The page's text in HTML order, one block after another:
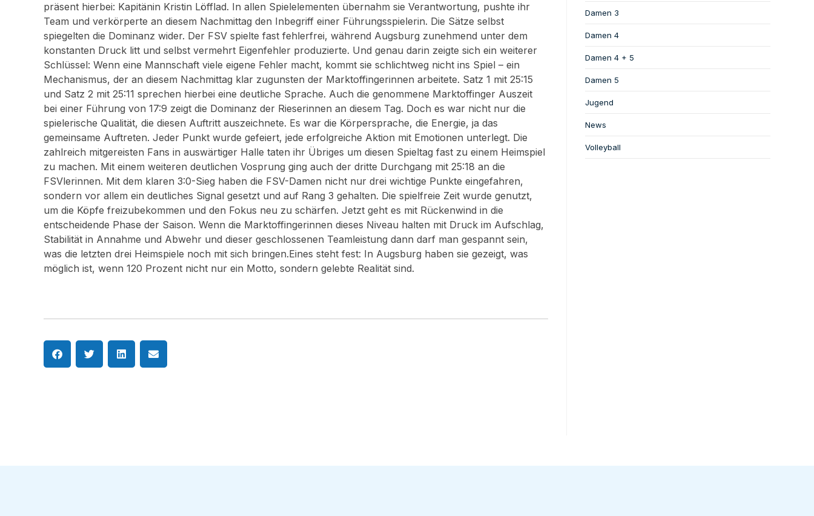
präsent hierbei: Kapitänin Kristin Löfflad. In allen Spielelementen übernahm sie Verantwortung, pushte ihr
Team und verkörperte an diesem Nachmittag den Inbegriff einer Führungsspielerin. Die Sätze selbst
spiegelten die Dominanz wider. Der FSV spielte fast fehlerfrei, während Augsburg zunehmend unter dem
konstanten Druck litt und selbst vermehrt Eigenfehler produzierte. Und genau darin zeigte sich ein weiterer
Schlüssel: Wenn eine Mannschaft viele eigene Fehler macht, kommt sie schlichtweg nicht ins Spiel – ein
Mechanismus, der an diesem Nachmittag klar zugunsten der Marktoffingerinnen arbeitete. Satz 1 mit 25:15
und Satz 2 mit 25:11 sprechen hierbei eine deutliche Sprache. Auch die genommene Marktoffinger Auszeit
bei einer Führung von 17:9 zeigt die Dominanz der Rieserinnen an diesem Tag. Doch es war nicht nur die
spielerische Qualität, die diesen Auftritt auszeichnete. Es war die Körpersprache, die Energie, ja das
gemeinsame Auftreten. Jeder Punkt wurde gefeiert, jede erfolgreiche Aktion mit Emotionen unterlegt. Die
zahlreich mitgereisten Fans in auswärtiger Halle taten ihr Übriges um diesen Spieltag fast zu einem Heimspiel
zu machen. Mit einem weiteren deutlichen Vosprung ging auch der dritte Durchgang mit 25:18 an die
FSVlerinnen. Mit dem klaren 3:0-Sieg haben die FSV-Damen nicht nur drei wichtige Punkte eingefahren,
sondern vor allem ein deutliches Signal gesetzt und auf Rang 3 gehalten. Die spielfreie Zeit wurde genutzt,
um die Köpfe freizubekommen und den Fokus neu zu schärfen. Jetzt geht es mit Rückenwind in die
entscheidende Phase der Saison. Wenn die Marktoffingerinnen dieses Niveau halten mit Druck im Aufschlag,
Stabilität in Annahme und Abwehr und dieser geschlossenen Teamleistung dann darf man gespannt sein,
was die letzten drei Heimspiele noch mit sich bringen.Eines steht fest: In Augsburg haben sie gezeigt, was
möglich ist, wenn 120 Prozent nicht nur ein Motto, sondern gelebte Realität sind.
Damen 3
Damen 4
Damen 4 + 5
Damen 5
Jugend
News
Volleyball